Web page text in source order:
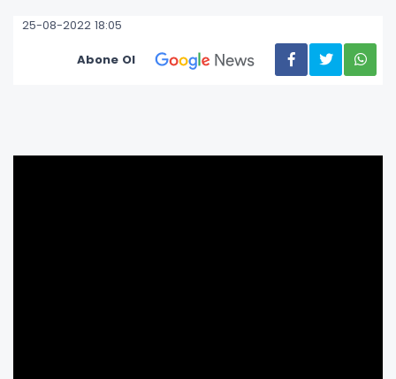
25-08-2022 18:05
Abone Ol